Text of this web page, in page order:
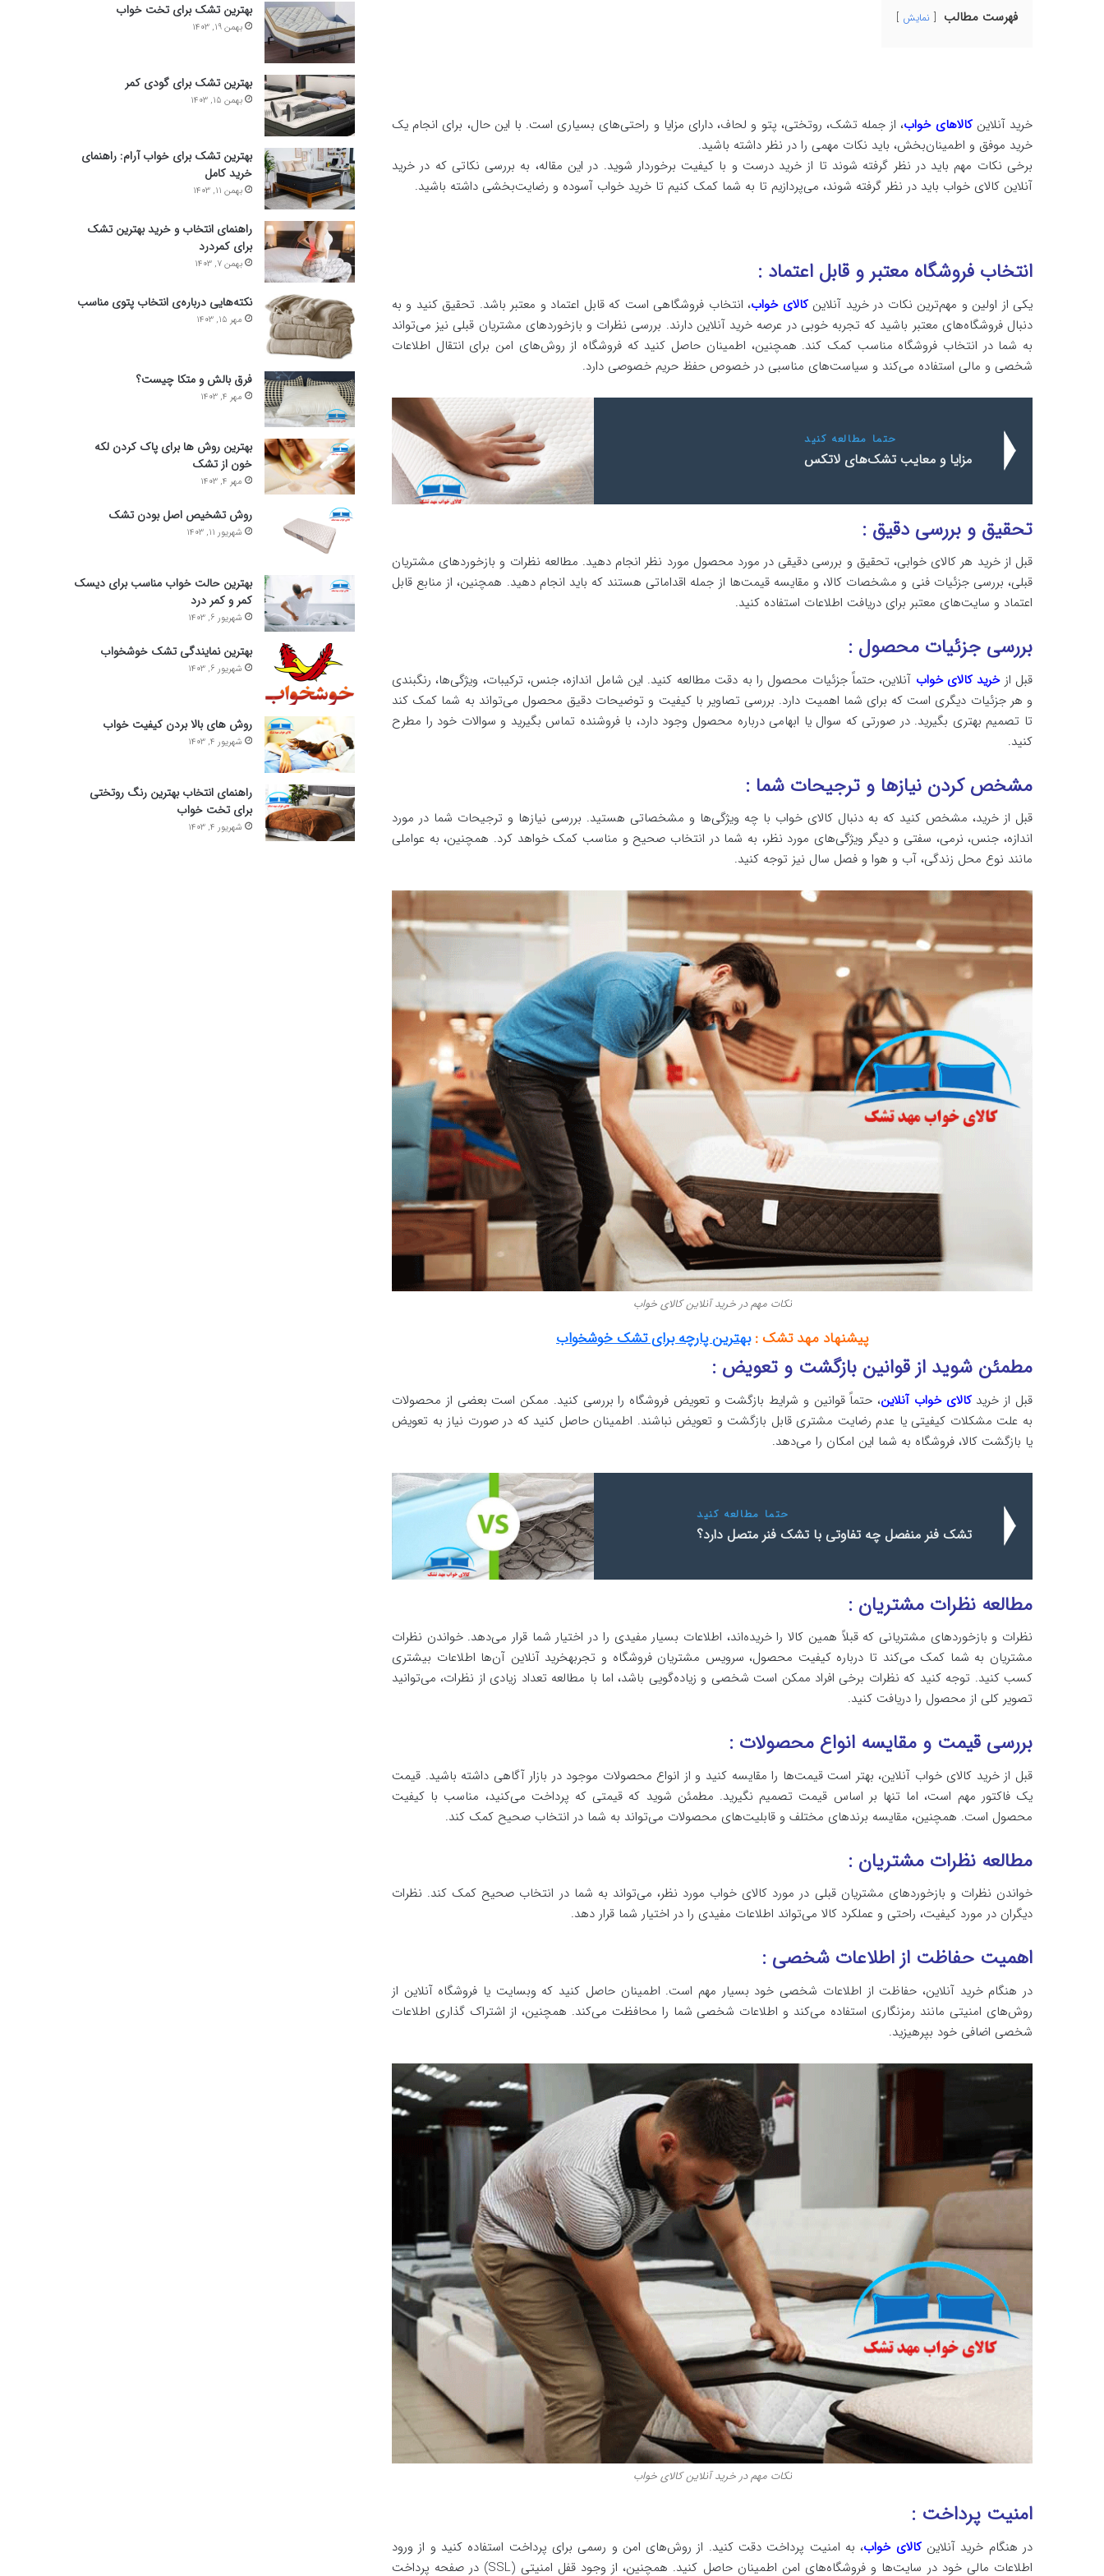
فهرست مطالب نمایش
خرید آنلاین کالاهای خواب، از جمله تشک، روتختی، پتو و لحاف، دارای مزایا و راحتی‌های بسیاری است. با این حال، برای انجام یک
خرید موفق و اطمینان‌بخش، باید نکات مهمی را در نظر داشته باشید.
برخی نکات مهم باید در نظر گرفته شوند تا از خرید درست و با کیفیت برخوردار شوید. در این مقاله، به بررسی نکاتی که در خرید
آنلاین کالای خواب باید در نظر گرفته شوند، می‌پردازیم تا به شما کمک کنیم تا خرید خواب آسوده و رضایت‌بخشی داشته باشید.
انتخاب فروشگاه معتبر و قابل اعتماد :
یکی از اولین و مهم‌ترین نکات در خرید آنلاینکالای خواب، انتخاب فروشگاهی است که قابل اعتماد و معتبر باشد. تحقیق کنید و به
دنبال فروشگاه‌های معتبر باشید که تجربه خوبی در عرصه خرید آنلاین دارند. بررسی نظرات و بازخوردهای مشتریان قبلی نیز می‌تواند
به شما در انتخاب فروشگاه مناسب کمک کند. همچنین، اطمینان حاصل کنید که فروشگاه از روش‌های امن برای انتقال اطلاعات
شخصی و مالی استفاده می‌کند و سیاست‌های مناسبی در خصوص حفظ حریم خصوصی دارد.
حتما مطالعه کنید
مزایا و معایب تشک‌های لاتکس
تحقیق و بررسی دقیق :
قبل از خرید هر کالای خوابی، تحقیق و بررسی دقیقی در مورد محصول مورد نظر انجام دهید. مطالعه نظرات و بازخوردهای مشتریان
قبلی، بررسی جزئیات فنی و مشخصات کالا، و مقایسه قیمت‌ها از جمله اقداماتی هستند که باید انجام دهید. همچنین، از منابع قابل
اعتماد و سایت‌های معتبر برای دریافت اطلاعات استفاده کنید.
بررسی جزئیات محصول :
قبل ازخرید کالای خواب آنلاین، حتماً جزئیات محصول را به دقت مطالعه کنید. این شامل اندازه، جنس، ترکیبات، ویژگی‌ها، رنگبندی
و هر جزئیات دیگری است که برای شما اهمیت دارد. بررسی تصاویر با کیفیت و توضیحات دقیق محصول می‌تواند به شما کمک کند
تا تصمیم بهتری بگیرید. در صورتی که سوال یا ابهامی درباره محصول وجود دارد، با فروشنده تماس بگیرید و سوالات خود را مطرح
کنید.
مشخص کردن نیازها و ترجیحات شما :
قبل از خرید، مشخص کنید که به دنبال کالای خواب با چه ویژگی‌ها و مشخصاتی هستید. بررسی نیازها و ترجیحات شما در مورد
اندازه، جنس، نرمی، سفتی و دیگر ویژگی‌های مورد نظر، به شما در انتخاب صحیح و مناسب کمک خواهد کرد. همچنین، به عواملی
مانند نوع محل زندگی، آب و هوا و فصل سال نیز توجه کنید.
نکات مهم در خرید آنلاین کالای خواب
پیشنهاد مهد تشک : بهترین پارچه برای تشک خوشخواب
مطمئن شوید از قوانین بازگشت و تعویض :
قبل از خریدکالای خواب آنلاین، حتماً قوانین و شرایط بازگشت و تعویض فروشگاه را بررسی کنید. ممکن است بعضی از محصولات
به علت مشکلات کیفیتی یا عدم رضایت مشتری قابل بازگشت و تعویض نباشند. اطمینان حاصل کنید که در صورت نیاز به تعویض
یا بازگشت کالا، فروشگاه به شما این امکان را می‌دهد.
حتما مطالعه کنید
تشک فنر منفصل چه تفاوتی با تشک فنر متصل دارد؟
مطالعه نظرات مشتریان :
نظرات و بازخوردهای مشتریانی که قبلاً همین کالا را خریده‌اند، اطلاعات بسیار مفیدی را در اختیار شما قرار می‌دهد. خواندن نظرات
مشتریان به شما کمک می‌کند تا درباره کیفیت محصول، سرویس مشتریان فروشگاه و تجربهخرید آنلاین آن‌ها اطلاعات بیشتری
کسب کنید. توجه کنید که نظرات برخی افراد ممکن است شخصی و زیاده‌گویی باشد، اما با مطالعه تعداد زیادی از نظرات، می‌توانید
تصویر کلی از محصول را دریافت کنید.
بررسی قیمت و مقایسه انواع محصولات :
قبل از خرید کالای خواب آنلاین، بهتر است قیمت‌ها را مقایسه کنید و از انواع محصولات موجود در بازار آگاهی داشته باشید. قیمت
یک فاکتور مهم است، اما تنها بر اساس قیمت تصمیم نگیرید. مطمئن شوید که قیمتی که پرداخت می‌کنید، مناسب با کیفیت
محصول است. همچنین، مقایسه برندهای مختلف و قابلیت‌های محصولات می‌تواند به شما در انتخاب صحیح کمک کند.
مطالعه نظرات مشتریان :
خواندن نظرات و بازخوردهای مشتریان قبلی در مورد کالای خواب مورد نظر، می‌تواند به شما در انتخاب صحیح کمک کند. نظرات
دیگران در مورد کیفیت، راحتی و عملکرد کالا می‌تواند اطلاعات مفیدی را در اختیار شما قرار دهد.
اهمیت حفاظت از اطلاعات شخصی :
در هنگام خرید آنلاین، حفاظت از اطلاعات شخصی خود بسیار مهم است. اطمینان حاصل کنید که وبسایت یا فروشگاه آنلاین از
روش‌های امنیتی مانند رمزنگاری استفاده می‌کند و اطلاعات شخصی شما را محافظت می‌کند. همچنین، از اشتراک گذاری اطلاعات
شخصی اضافی خود بپرهیزید.
نکات مهم در خرید آنلاین کالای خواب
امنیت پرداخت :
در هنگام خرید آنلاینکالای خواب، به امنیت پرداخت دقت کنید. از روش‌های امن و رسمی برای پرداخت استفاده کنید و از ورود
اطلاعات مالی خود در سایت‌ها و فروشگاه‌های امن اطمینان حاصل کنید. همچنین، از وجود قفل امنیتی (SSL) در صفحه پرداخت
بهترین تشک برای تخت خواب
بهمن 19, 1403
بهترین تشک برای گودی کمر
بهمن 15, 1403
بهترین تشک برای خواب آرام: راهنمای
خرید کامل
بهمن 11, 1403
راهنمای انتخاب و خرید بهترین تشک
برای کمردرد
بهمن 7, 1403
نکته‌هایی درباره‌ی انتخاب پتوی مناسب
مهر 15, 1403
فرق بالش و متکا چیست؟
مهر 4, 1403
بهترین روش ها برای پاک کردن لکه
خون از تشک
مهر 4, 1403
روش تشخیص اصل بودن تشک
شهریور 11, 1403
بهترین حالت خواب مناسب برای دیسک
کمر و کمر درد
شهریور 6, 1403
بهترین نمایندگی تشک خوشخواب
شهریور 6, 1403
روش های بالا بردن کیفیت خواب
شهریور 4, 1403
راهنمای انتخاب بهترین رنگ روتختی
برای تخت خواب
شهریور 4, 1403